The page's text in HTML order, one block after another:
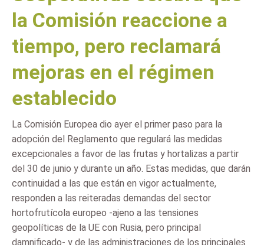
la Comisión reaccione a
tiempo, pero reclamará
mejoras en el régimen
establecido
La Comisión Europea dio ayer el primer paso para la
adopción del Reglamento que regulará las medidas
excepcionales a favor de las frutas y hortalizas a partir
del 30 de junio y durante un año. Estas medidas, que darán
continuidad a las que están en vigor actualmente,
responden a las reiteradas demandas del sector
hortofrutícola europeo -ajeno a las tensiones
geopolíticas de la UE con Rusia, pero principal
damnificado- y de las administraciones de los principales